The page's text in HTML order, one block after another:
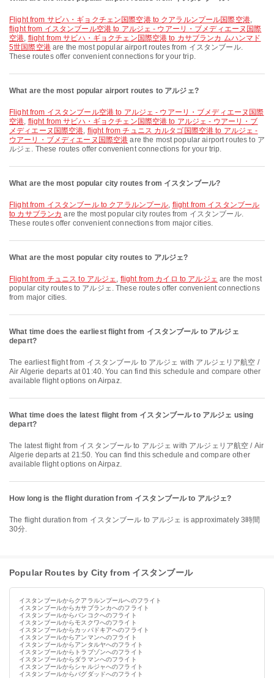
flight from サビハ・ギョクチェン国際空港 to クアラルンプール国際空港,
flight from イスタンブール空港 to アルジェ - ウアーリ・ブメディエーヌ国際
空港, flight from サビハ・ギョクチェン国際空港 to カサブランカ ムハンマド
5世国際空港are the most popular airport routes from イスタンブール.
These routes offer convenient connections for your trip.
What are the most popular airport routes to アルジェ?
flight from イスタンブール空港 to アルジェ - ウアーリ・ブメディエーヌ国際
空港, flight from サビハ・ギョクチェン国際空港 to アルジェ - ウアーリ・ブ
メディエーヌ国際空港, flight from チュニス カルタゴ国際空港 to アルジェ -
ウアーリ・ブメディエーヌ国際空港 are the most popular airport routes to ア
ルジェ. These routes offer convenient connections for your trip.
What are the most popular city routes from イスタンブール?
flight from イスタンブール to クアラルンプール, flight from イスタンブール
to カサブランカ are the most popular city routes from イスタンブール.
These routes offer convenient connections from major cities.
What are the most popular city routes to アルジェ?
flight from チュニス to アルジェ, flight from カイロ to アルジェ are the most
popular city routes to アルジェ. These routes offer convenient connections
from major cities.
What time does the earliest flight from イスタンブール to アルジェ
depart?
The earliest flight from イスタンブール to アルジェ with アルジェリア航空 /
Air Algerie departs at 01:40. You can find this schedule and compare other
available flight options on Airpaz.
What time does the latest flight from イスタンブール to アルジェ using
depart?
The latest flight from イスタンブール to アルジェ with アルジェリア航空 / Air
Algerie departs at 21:50. You can find this schedule and compare other
available flight options on Airpaz.
How long is the flight duration from イスタンブール to アルジェ?
The flight duration from イスタンブール to アルジェ is approximately 3時間
30分.
Popular Routes by City from イスタンブール
イスタンブールからクアラルンプールへのフライト
イスタンブールからカサブランカへのフライト
イスタンブールからバンコクへのフライト
イスタンブールからモスクワへのフライト
イスタンブールからカッパドキアへのフライト
イスタンブールからアンマンへのフライト
イスタンブールからアンタルヤへのフライト
イスタンブールからトラブゾンへのフライト
イスタンブールからダラマンへのフライト
イスタンブールからシャルジャへのフライト
イスタンブールからバグダッドへのフライト